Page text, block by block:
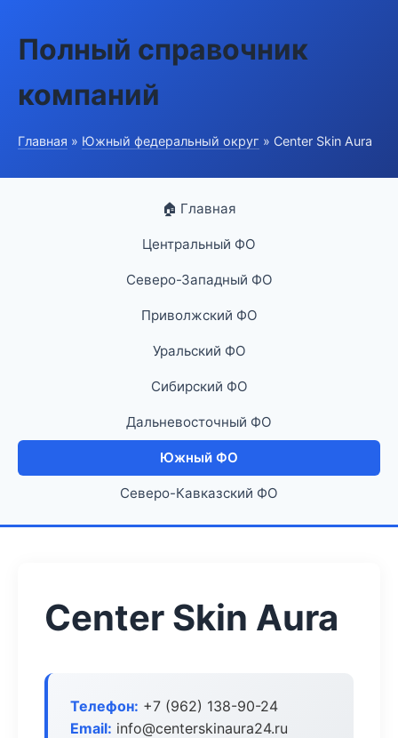
Полный справочник
компаний
Главная » Южный федеральный округ » Center Skin Aura
🏠 Главная
Центральный ФО
Северо-Западный ФО
Приволжский ФО
Уральский ФО
Сибирский ФО
Дальневосточный ФО
Южный ФО
Северо-Кавказский ФО
Center Skin Aura
Телефон: +7 (962) 138-90-24
Email: info@centerskinaura24.ru